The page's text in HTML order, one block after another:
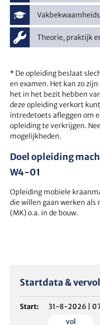
Theorie, praktijk
* De opleiding beslaat
en examen. Het kan zo
het in het bezit hebben
deze opleiding verkort
intredetoets afleggen om
opleiding te verkrijgen.
mogelijkheden.
Doel opleiding
W4-01
Opleiding mobiele
die willen gaan werken
(MK) o.a. in de bouw.
Startdata &
Start: 31-8-2026
vol